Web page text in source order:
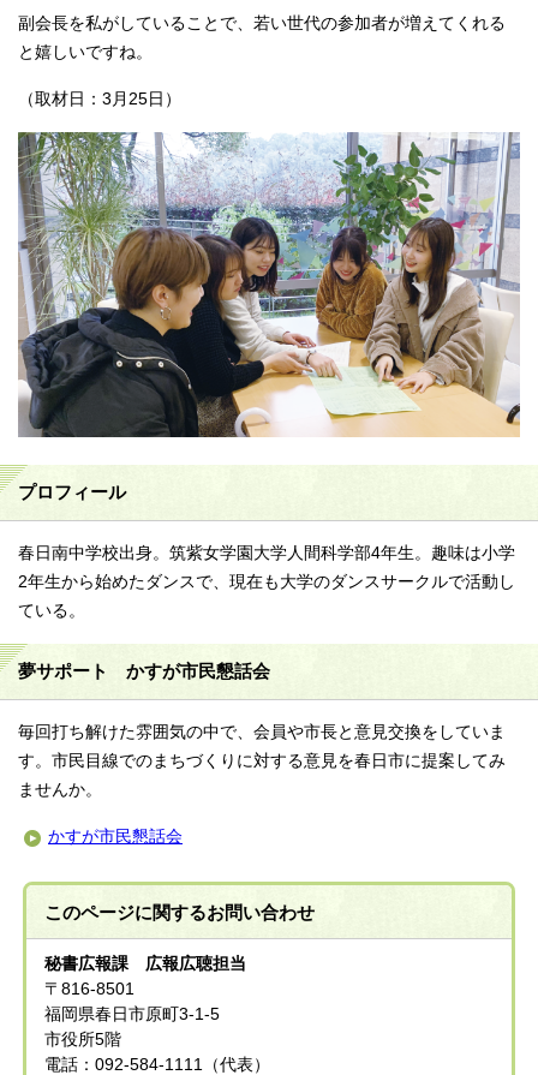
副会長を私がしていることで、若い世代の参加者が増えてくれる
と嬉しいですね。
（取材日：3月25日）
プロフィール
春日南中学校出身。筑紫女学園大学人間科学部4年生。趣味は小学
2年生から始めたダンスで、現在も大学のダンスサークルで活動し
ている。
夢サポート かすが市民懇話会
毎回打ち解けた雰囲気の中で、会員や市長と意見交換をしていま
す。市民目線でのまちづくりに対する意見を春日市に提案してみ
ませんか。
かすが市民懇話会
このページに関するお問い合わせ
秘書広報課 広報広聴担当
〒816-8501
福岡県春日市原町3-1-5
市役所5階
電話：092-584-1111（代表）